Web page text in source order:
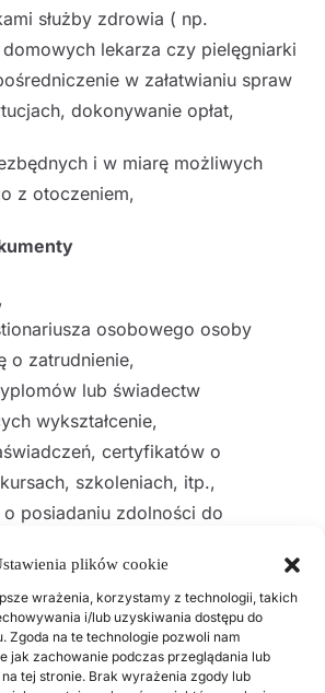
plików cookie
wrażenia, korzystamy z technologii, takich
i/lub uzyskiwania dostępu do
Zgoda na te technologie pozwoli nam
jak zachowanie podczas przeglądania lub
tej stronie. Brak wyrażenia zgody lub
służby zdrowia ( np.
lekarza czy pielęgniarki
w załatwianiu spraw
dokonywanie opłat,
i w miarę możliwych
z otoczeniem,
osobowego osoby
o zatrudnienie,
lub świadectw
wykształcenie,
certyfikatów o
szkoleniach, itp.,
o posiadaniu zdolności do
stanie zdrowia pozwalającym na
wskazanym stanowisku,
niekaralności za umyślne